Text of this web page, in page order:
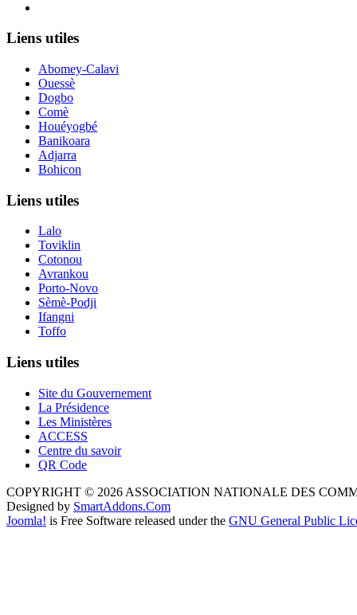
Liens utiles
Abomey-Calavi
Ouessè
Dogbo
Comè
Houéyogbé
Banikoara
Adjarra
Bohicon
Liens utiles
Lalo
Toviklin
Cotonou
Avrankou
Porto-Novo
Sèmè-Podji
Ifangni
Toffo
Liens utiles
Site du Gouvernement
La Présidence
Les Ministères
ACCESS
Centre du savoir
QR Code
COPYRIGHT © 2026 ASSOCIATION NATIONALE DES
Designed by SmartAddons.Com
Joomla! is Free Software released under the GNU General Public